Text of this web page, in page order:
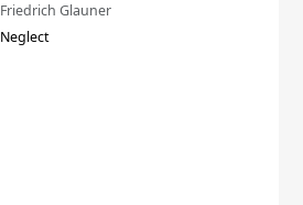
Friedrich Glauner
Neglect